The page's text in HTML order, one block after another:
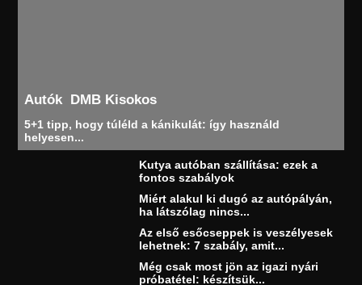
Autók DMB Kisokos
5+1 tipp, hogy túléld a kánikulát: így használd
helyesen...
Kutya autóban szállítása: ezek a
fontos szabályok
Miért alakul ki dugó az autópályán,
ha látszólag nincs...
Az első esőcseppek is veszélyesek
lehetnek: 7 szabály, amit...
Még csak most jön az igazi nyári
próbatétel: készítsük...